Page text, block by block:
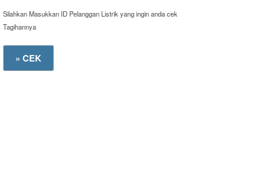
Silahkan Masukkan ID Pelanggan Listrik yang ingin anda cek
Tagihannya